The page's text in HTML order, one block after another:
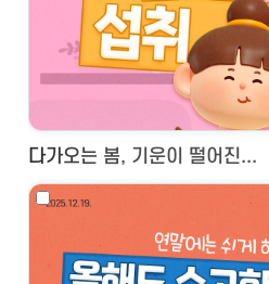
다가오는 봄, 기운이 떨어진...